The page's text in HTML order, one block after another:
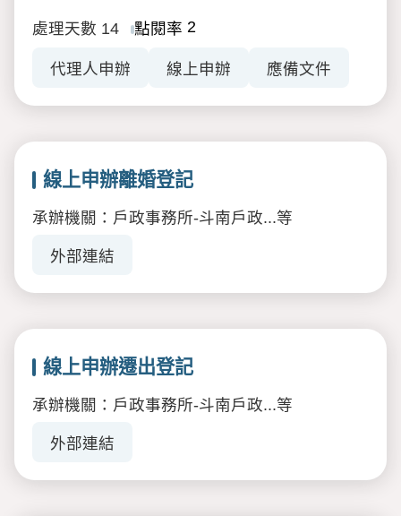
處理天數 14 點閱率 2
代理人申辦 線上申辦 應備文件
線上申辦離婚登記
承辦機關：戶政事務所-斗南戶政...等
外部連結
線上申辦遷出登記
承辦機關：戶政事務所-斗南戶政...等
外部連結